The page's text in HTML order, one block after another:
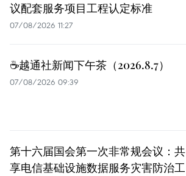
议配套服务项目工程认定标准
07/08/2026 11:27
☕️越通社新闻下午茶（2026.8.7）
07/08/2026 09:39
第十六届国会第一次非常规会议：共
享电信基础设施数据服务灾害防治工